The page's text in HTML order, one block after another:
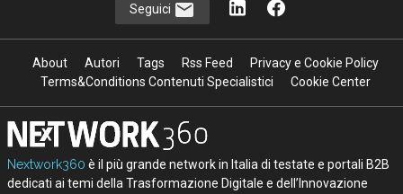
Seguici
About Autori Tags Rss Feed
Privacy e Cookie Policy
Terms&Conditions Contenuti Specialistici
Cookie Center
Nextwork360 è il più grande network in Italia di testate e portali B2B
dedicati ai temi della Trasformazione Digitale e dell’Innovazione